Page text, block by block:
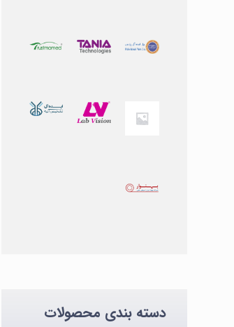
دسته بندی محصولات